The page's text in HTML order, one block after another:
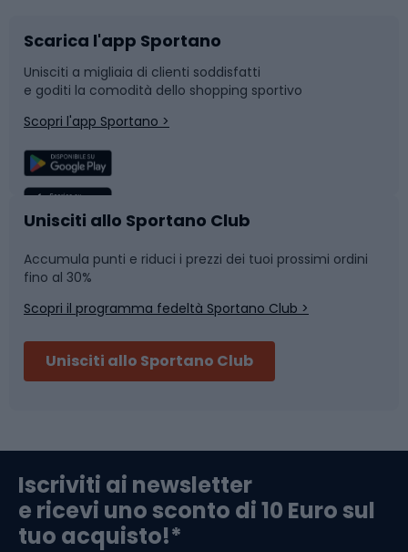
Bushcraft
Corsa
Sport di squadra
Caschi da ciclismo
Skitouring
Abbigliamento da escursionismo
Slitte e slittini
Snowboard
Camminata nordica
Nuoto
Pattinaggio
Componenti per biciclette
Arrampicata
Scarica l'app Sportano
Unisciti a migliaia di clienti soddisfatti
e goditi la comodità dello shopping sportivo
Scopri l'app Sportano >
Unisciti allo Sportano Club
Accumula punti e riduci i prezzi dei tuoi prossimi ordini
fino al 30%
Scopri il programma fedeltà Sportano Club >
Unisciti allo Sportano Club
Iscriviti ai newsletter
e ricevi uno sconto di 10 Euro sul
tuo acquisto!*